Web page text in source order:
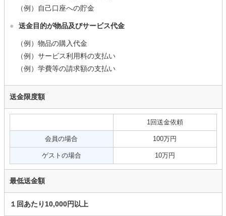
（例）自己口座への貯金
● 送金目的が物品及びサービス代金
（例）物品の購入代金
（例）サービス利用料の支払い
（例）学費等の請求額の支払い
送金限度額
1回送金依頼
会員の場合 100万円
ゲストの場合 10万円
最低送金額
１回あたり10,000円以上